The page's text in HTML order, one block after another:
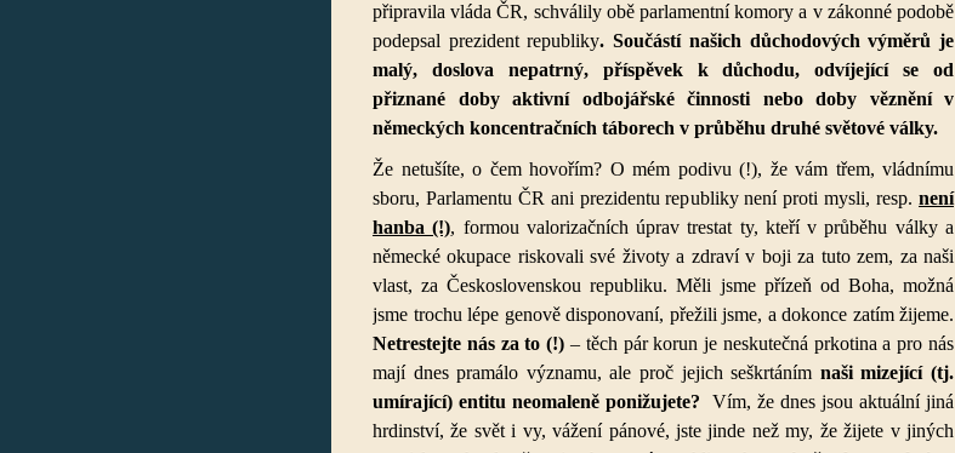
připravila vláda ČR, schválily obě parlamentní komory a v zákonné podobě
podepsal prezident republiky. Součástí našich důchodových výměrů je
malý, doslova nepatrný, příspěvek k důchodu, odvíjející se od
přiznané doby aktivní odbojářské činnosti nebo doby věznění v
německých koncentračních táborech v průběhu druhé světové války.
Že netušíte, o čem hovořím? O mém podivu (!), že vám třem, vládnímu
sboru, Parlamentu ČR ani prezidentu republiky není proti mysli, resp. není
hanba (!), formou valorizačních úprav trestat ty, kteří v průběhu války a
německé okupace riskovali své životy a zdraví v boji za tuto zem, za naši
vlast, za Československou republiku. Měli jsme přízeň od Boha, možná
jsme trochu lépe genově disponovaní, přežili jsme, a dokonce zatím žijeme.
Netrestejte nás za to (!) – těch pár korun je neskutečná prkotina a pro nás
mají dnes pramálo významu, ale proč jejich seškrtáním naši mizející (tj.
umírající) entitu neomaleně ponižujete? Vím, že dnes jsou aktuální jiná
hrdinství, že svět i vy, vážení pánové, jste jinde než my, že žijete v jiných